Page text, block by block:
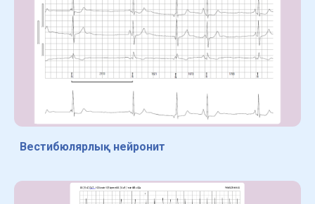
Вестибюлярлық нейронит